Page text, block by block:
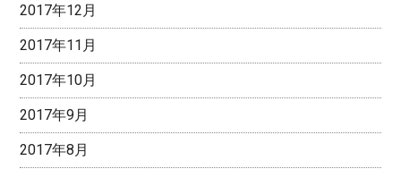
2017年12月
2017年11月
2017年10月
2017年9月
2017年8月